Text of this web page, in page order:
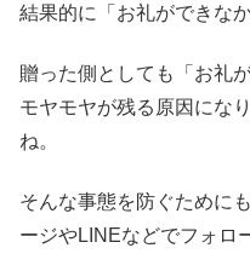
結果的に「お礼ができな
贈った側としても「お礼
モヤモヤが残る原因にな
ね。
そんな事態を防ぐために
ージやLINEなどでフォロ